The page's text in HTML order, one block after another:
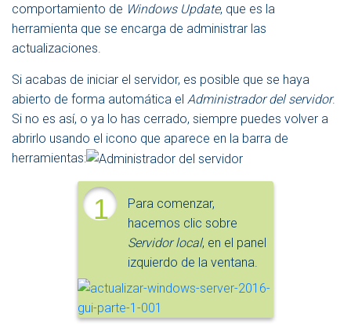
comportamiento de Windows Update, que es la
herramienta que se encarga de administrar las
actualizaciones.
Si acabas de iniciar el servidor, es posible que se haya
abierto de forma automática el Administrador del servidor.
Si no es así, o ya lo has cerrado, siempre puedes volver a
abrirlo usando el icono que aparece en la barra de
herramientas:
1
Para comenzar,
hacemos clic sobre
Servidor local, en el panel
izquierdo de la ventana.